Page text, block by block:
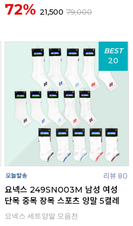
72% 21,500 79,000
BEST
20
리뷰 80
요넥스 249SN003M 남성 여성
단목 중목 장목 스포츠 양말 5켤레
요넥스 세트양말 모음전